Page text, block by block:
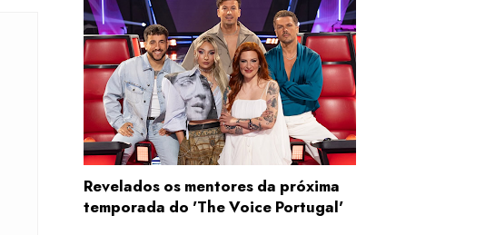
Revelados os mentores da próxima
temporada do 'The Voice Portugal'